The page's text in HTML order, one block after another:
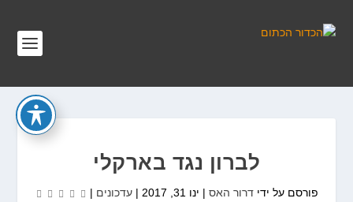
לברון נגד בארקלי
פורסם על ידי דרור האס | ינו 31, 2017 | עדכונים |